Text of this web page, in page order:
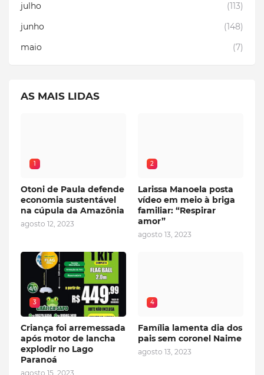
julho
(113)
junho
(148)
maio
(7)
AS MAIS LIDAS
1
Otoni de Paula defende
economia sustentável
na cúpula da Amazônia
agosto 12, 2023
2
Larissa Manoela posta
vídeo em meio à briga
familiar: “Respirar
amor”
agosto 13, 2023
3
Criança foi arremessada
após motor de lancha
explodir no Lago
Paranoá
agosto 15, 2023
4
Família lamenta dia dos
pais sem coronel Naime
agosto 13, 2023